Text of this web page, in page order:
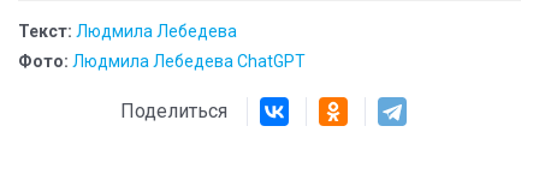
Текст: Людмила Лебедева
Фото: Людмила Лебедева ChatGPT
Поделиться